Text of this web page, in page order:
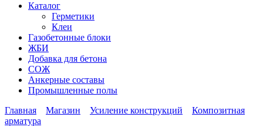
Каталог
Герметики
Клеи
Газобетонные блоки
ЖБИ
Добавка для бетона
СОЖ
Анкерные составы
Промышленные полы
Главная
Магазин Усиление конструкций
Композитная
арматура